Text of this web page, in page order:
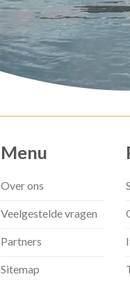
Menu
Over ons
Veelgestelde vragen
Partners
Sitemap